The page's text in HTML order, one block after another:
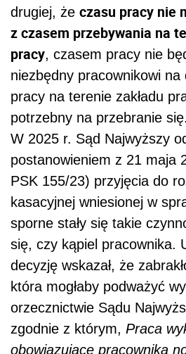
drugiej, że czasu pracy nie
z czasem przebywania na
pracy, czasem pracy nie
niezbędny pracownikowi
pracy na terenie zakładu
potrzebny na przebranie się.
W 2025 r. Sąd Najwyższy
postanowieniem z 21 maja
PSK 155/23) przyjęcia do
kasacyjnej wniesionej w
sporne stały się takie
się, czy kąpiel pracownika.
decyzję wskazał, że
która mogłaby podważyć
orzecznictwie Sądu
zgodnie z którym, Praca
obowiązujące pracownika